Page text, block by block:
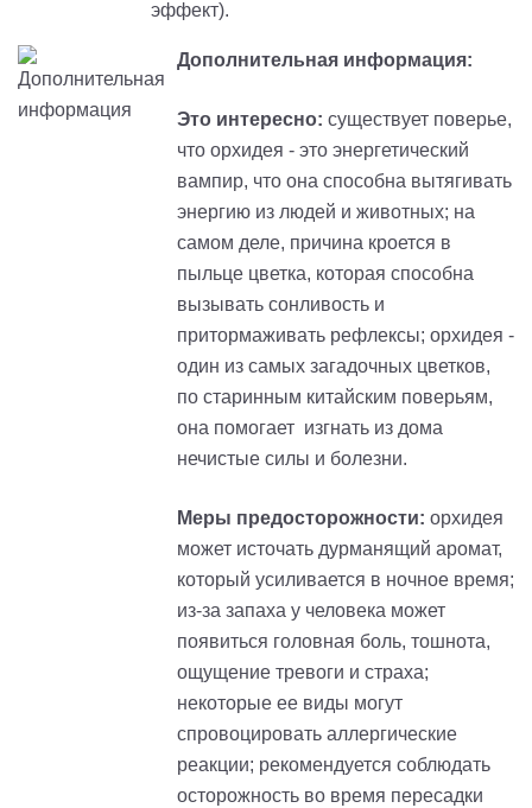
эффект).
Дополнительная информация:
Это интересно: существует поверье,
что орхидея - это энергетический
вампир, что она способна вытягивать
энергию из людей и животных; на
самом деле, причина кроется в
пыльце цветка, которая способна
вызывать сонливость и
притормаживать рефлексы; орхидея -
один из самых загадочных цветков,
по старинным китайским поверьям,
она помогает изгнать из дома
нечистые силы и болезни.
Меры предосторожности: орхидея
может источать дурманящий аромат,
который усиливается в ночное время;
из-за запаха у человека может
появиться головная боль, тошнота,
ощущение тревоги и страха;
некоторые ее виды могут
спровоцировать аллергические
реакции; рекомендуется соблюдать
осторожность во время пересадки